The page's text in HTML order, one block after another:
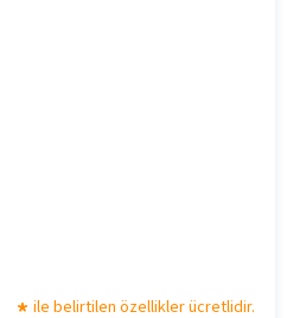
ile belirtilen özellikler ücretlidir.